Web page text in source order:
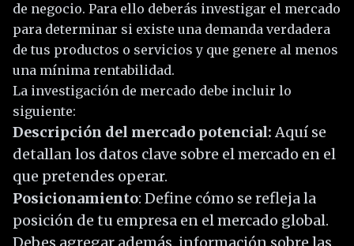
de negocio. Para ello deberás investigar el mercado
para determinar si existe una demanda verdadera
de tus productos o servicios y que genere al menos
una mínima rentabilidad.
La investigación de mercado debe incluir lo
siguiente:
Descripción del mercado potencial:Aquí se
detallan los datos clave sobre el mercado en el
que pretendes operar.
Posicionamiento: Define cómo se refleja la
posición de tu empresa en el mercado global.